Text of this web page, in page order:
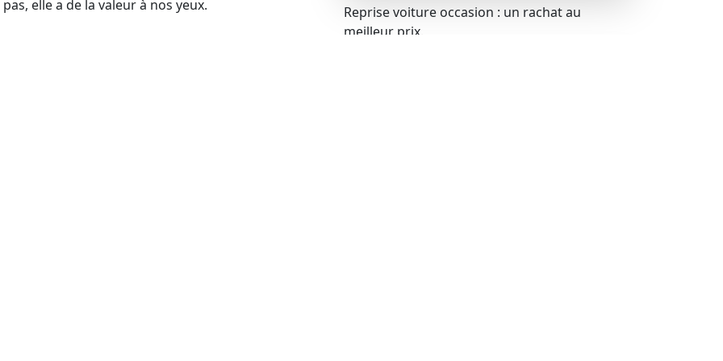
elle a de la valeur à nos yeux.
Reprise voiture occasion : un rachat au
meilleur prix.